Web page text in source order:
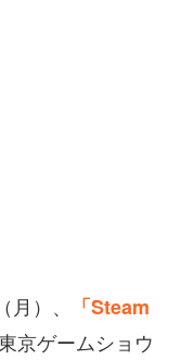
）、
「Steam
京ゲームショウ